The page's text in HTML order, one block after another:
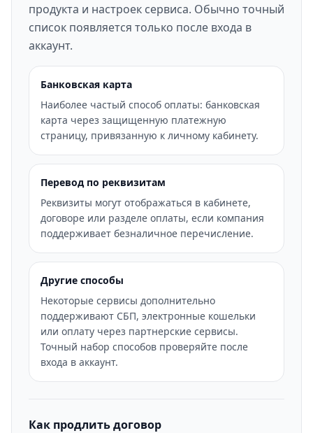
продукта и настроек сервиса. Обычно точный
список появляется только после входа в
аккаунт.
Банковская карта
Наиболее частый способ оплаты: банковская
карта через защищенную платежную
страницу, привязанную к личному кабинету.
Перевод по реквизитам
Реквизиты могут отображаться в кабинете,
договоре или разделе оплаты, если компания
поддерживает безналичное перечисление.
Другие способы
Некоторые сервисы дополнительно
поддерживают СБП, электронные кошельки
или оплату через партнерские сервисы.
Точный набор способов проверяйте после
входа в аккаунт.
Как продлить договор